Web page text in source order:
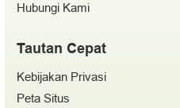
Hubungi Kami
Tautan Cepat
Kebijakan Privasi
Peta Situs